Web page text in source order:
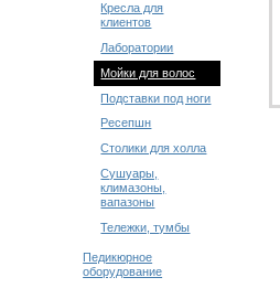
Кресла для
клиентов
Лаборатории
Мойки для волос
Подставки под ноги
Ресепшн
Столики для холла
Сушуары,
климазоны,
вапазоны
Тележки, тумбы
Педикюрное
оборудование